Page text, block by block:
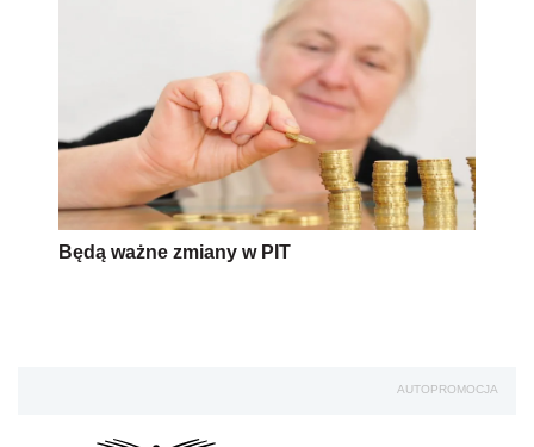
Będą ważne zmiany w PIT
AUTOPROMOCJA